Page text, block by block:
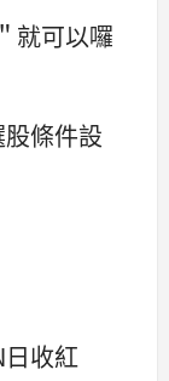
就可以囉
條件設
收紅